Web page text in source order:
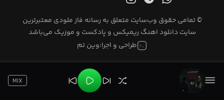
© تمامی حقوق وب‌سایت متعلق به رسانه فاز ملودی معتبرترین
سایت دانلود اهنگ ریمیکس و پادکست و موزیک می‌باشد
طراحی و اجرا:وین تم
MIX